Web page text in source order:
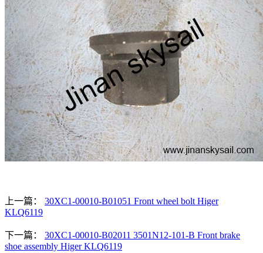
上一篇： 30XC1-00010-B01051 Front wheel bolt Higer
KLQ6119
下一篇： 30XC1-00010-B02011 3501N12-101-B Front brake
shoe assembly Higer KLQ6119